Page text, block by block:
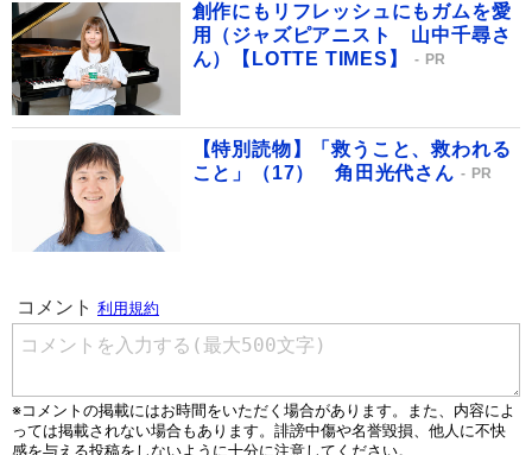
創作にもリフレッシュにもガムを愛
用（ジャズピアニスト 山中千尋さ
ん）【LOTTE TIMES】
PR
【特別読物】「救うこと、救われる
こと」（17） 角田光代さん
PR